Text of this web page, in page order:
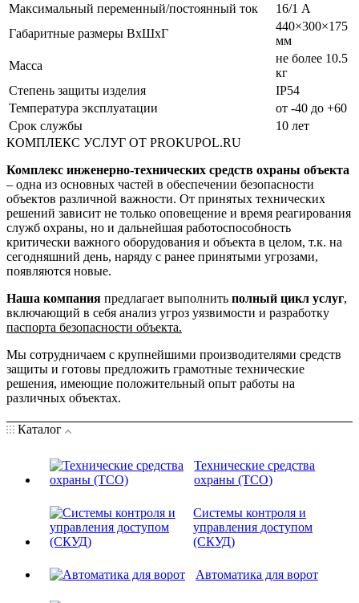
Максимальный переменный/постоянный ток
16/1 А
Габаритные размеры ВxШxГ
440×300×175
мм
Масса
не более 10.5
кг
Степень защиты изделия
IP54
Температура эксплуатации
от -40 до +60
Срок службы
10 лет
КОМПЛЕКС УСЛУГ ОТ PROKUPOL.RU
Комплекс инженерно-технических средств охраны объекта
– одна из основных частей в обеспечении безопасности
объектов различной важности. От принятых технических
решений зависит не только оповещение и время реагирования
служб охраны, но и дальнейшая работоспособность
критически важного оборудования и объекта в целом, т.к. на
сегодняшний день, наряду с ранее принятыми угрозами,
появляются новые.
Наша компания предлагает выполнить полный цикл услуг,
включающий в себя анализ угроз уязвимости и разработку
паспорта безопасности объекта.
Мы сотрудничаем с крупнейшими производителями средств
защиты и готовы предложить грамотные технические
решения, имеющие положительный опыт работы на
различных объектах.
Каталог
Технические средства
охраны (ТСО)
Системы контроля и
управления доступом
(СКУД)
Автоматика для ворот